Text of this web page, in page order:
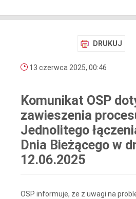
DRUKUJ
13 czerwca 2025, 00:46
Komunikat OSP
zawieszenia
Jednolitego
Dnia Bieżącego w
12.06.2025
OSP informuje, że z uwagi na